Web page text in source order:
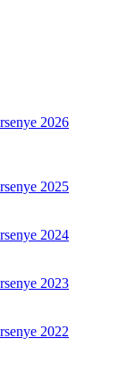
2026
2025
2024
2023
2022